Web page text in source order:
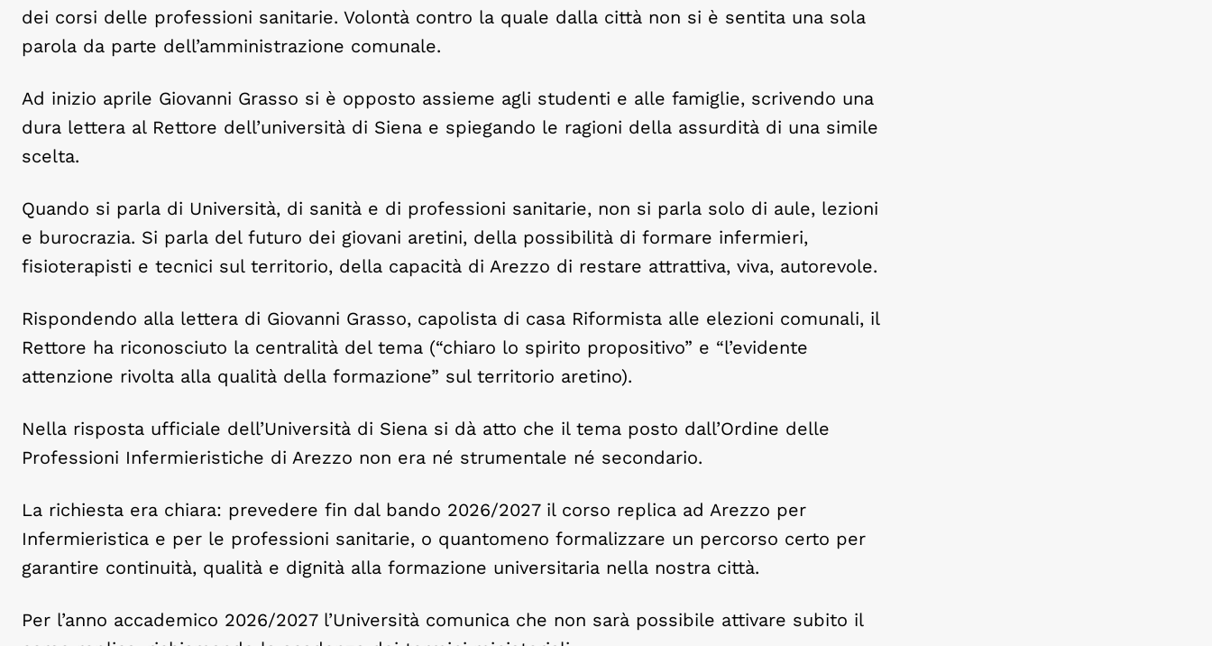
dei corsi delle professioni sanitarie. Volontà contro la quale dalla città non si è sentita una sola
parola da parte dell’amministrazione comunale.
Ad inizio aprile Giovanni Grasso si è opposto assieme agli studenti e alle famiglie, scrivendo una
dura lettera al Rettore dell’università di Siena e spiegando le ragioni della assurdità di una simile
scelta.
Quando si parla di Università, di sanità e di professioni sanitarie, non si parla solo di aule, lezioni
e burocrazia. Si parla del futuro dei giovani aretini, della possibilità di formare infermieri,
fisioterapisti e tecnici sul territorio, della capacità di Arezzo di restare attrattiva, viva, autorevole.
Rispondendo alla lettera di Giovanni Grasso, capolista di casa Riformista alle elezioni comunali, il
Rettore ha riconosciuto la centralità del tema (“chiaro lo spirito propositivo” e “l’evidente
attenzione rivolta alla qualità della formazione” sul territorio aretino).
Nella risposta ufficiale dell’Università di Siena si dà atto che il tema posto dall’Ordine delle
Professioni Infermieristiche di Arezzo non era né strumentale né secondario.
La richiesta era chiara: prevedere fin dal bando 2026/2027 il corso replica ad Arezzo per
Infermieristica e per le professioni sanitarie, o quantomeno formalizzare un percorso certo per
garantire continuità, qualità e dignità alla formazione universitaria nella nostra città.
Per l’anno accademico 2026/2027 l’Università comunica che non sarà possibile attivare subito il